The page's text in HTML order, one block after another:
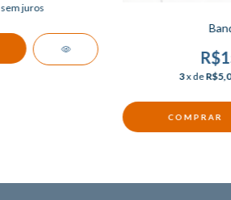
sem juros
3x de
COMPRAR